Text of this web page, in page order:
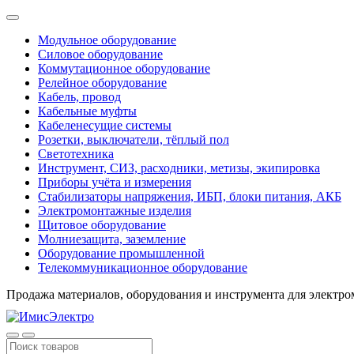
Модульное оборудование
Силовое оборудование
Коммутационное оборудование
Релейное оборудование
Кабель, провод
Кабельные муфты
Кабеленесущие системы
Розетки, выключатели, тёплый пол
Светотехника
Инструмент, СИЗ, расходники, метизы, экипировка
Приборы учёта и измерения
Стабилизаторы напряжения, ИБП, блоки питания, АКБ
Электромонтажные изделия
Щитовое оборудование
Молниезащита, заземление
Оборудование промышленной
Телекоммуникационное оборудование
Продажа материалов, оборудования и инструмента для